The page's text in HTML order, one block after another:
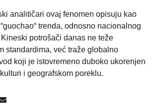
analitičari ovaj fenomen opisuju kao
trenda, odnosno nacionalnog
potrošači danas ne teže
standardima, već traže globalno
koji je istovremeno duboko ukorenjen
i geografskom poreklu.